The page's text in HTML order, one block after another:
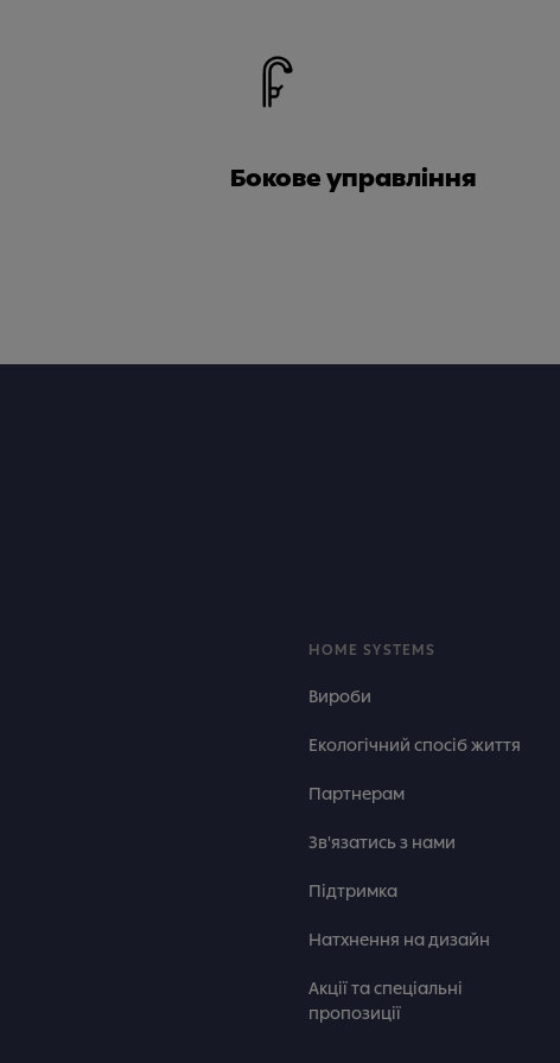
Бокове управління
HOME SYSTEMS
Вироби
Екологічний спосіб життя
Партнерам
Зв'язатись з нами
Підтримка
Натхнення на дизайн
Акції та спеціальні
пропозиції